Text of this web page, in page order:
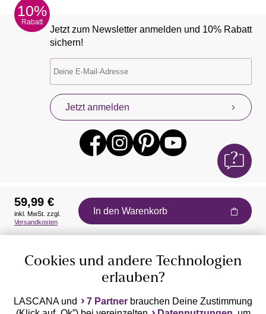
10%
Rabatt
Jetzt zum Newsletter anmelden und 10% Rabatt
sichern!
Jetzt anmelden
Auszeichnungen
59,99 €
inkl. MwSt. zzgl.
Versandkosten
In den Warenkorb
Cookies und andere Technologien
erlauben?
LASCANA und 7 Partner brauchen Deine Zustimmung